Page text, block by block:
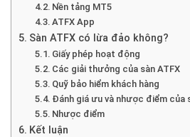
Nền tảng MT5
ATFX App
Sàn ATFX có lừa đảo không?
Giấy phép hoạt động
Các giải thưởng của sàn ATFX
Quỹ bảo hiểm khách hàng
Đánh giá ưu và nhược điểm của
Nhược điểm
Kết luận